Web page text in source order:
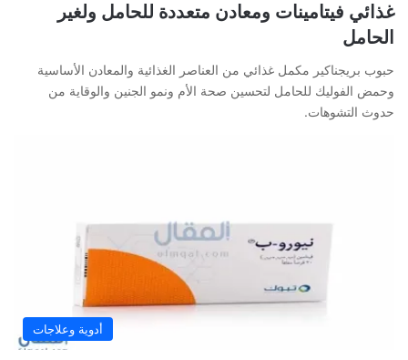
غذائي فيتامينات ومعادن متعددة للحامل ولغير
الحامل
حبوب بريجناكير مكمل غذائي من العناصر الغذائية والمعادن الأساسية
وحمض الفوليك للحامل لتحسين صحة الأم ونمو الجنين والوقاية من
حدوث التشوهات.
أدوية وعلاجات